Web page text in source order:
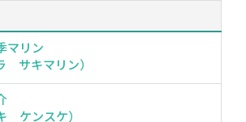
リン
サキマリン）
ケンスケ）